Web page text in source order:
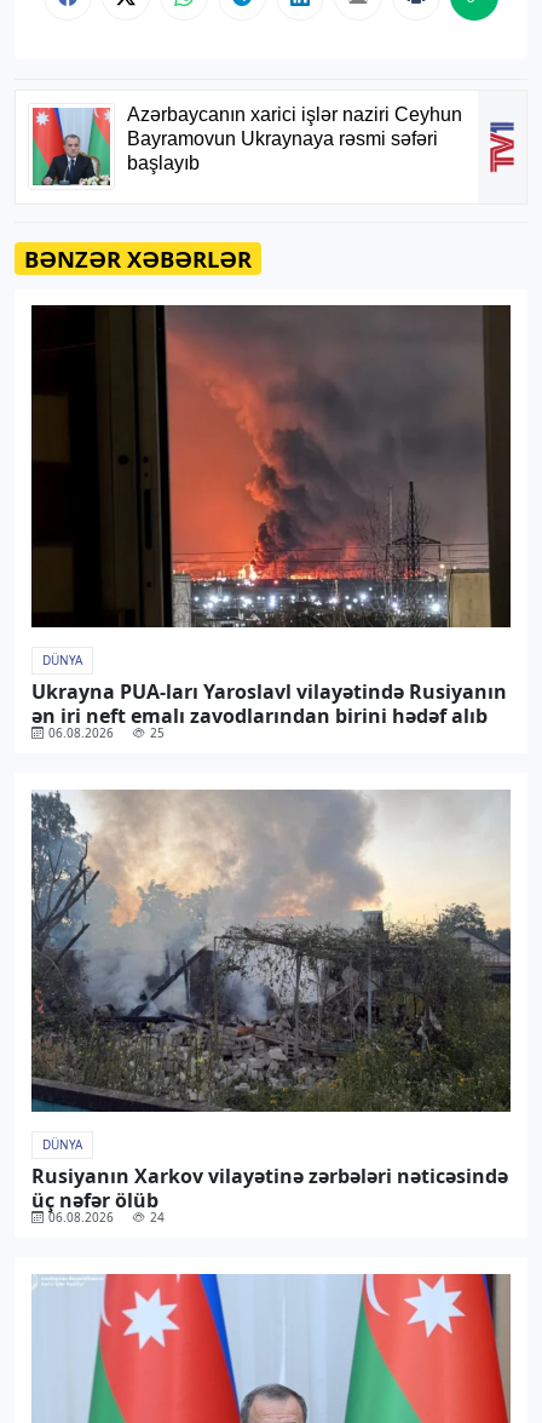
BƏNZƏR XƏBƏRLƏR
DÜNYA
Ukrayna PUA-ları Yaroslavl vilayətində Rusiyanın
ən iri neft emalı zavodlarından birini hədəf alıb
06.08.2026 25
DÜNYA
Rusiyanın Xarkov vilayətinə zərbələri nəticəsində
üç nəfər ölüb
06.08.2026 24